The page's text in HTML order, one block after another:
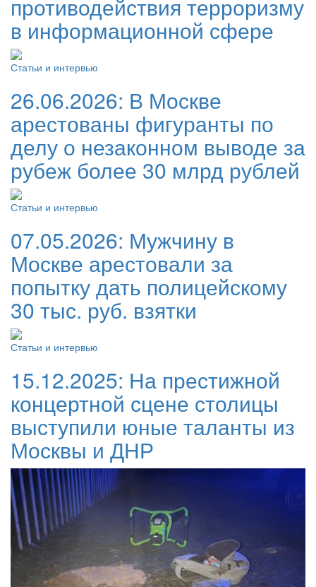
противодействия терроризму
в информационной сфере
Статьи и интервью
26.06.2026: В Москве
арестованы фигуранты по
делу о незаконном выводе за
рубеж более 30 млрд рублей
Статьи и интервью
07.05.2026: Мужчину в
Москве арестовали за
попытку дать полицейскому
30 тыс. руб. взятки
Статьи и интервью
15.12.2025: На престижной
концертной сцене столицы
выступили юные таланты из
Москвы и ДНР